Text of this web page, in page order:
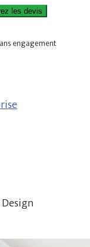
les devis
engagement